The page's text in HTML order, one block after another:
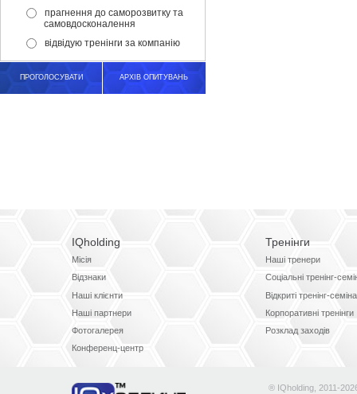
прагнення до саморозвитку та
самовдосконалення
відвідую тренінги за компанію
ПРОГОЛОСУВАТИ АРХІВ ОПИТУВАНЬ
IQholding
Місія
Відзнаки
Наші клієнти
Наші партнери
Фотогалерея
Конференц-центр
Тренінги
Наші тренери
Соціальні тренінг-
Відкриті тренінг-
Корпоративні тренінги
Розклад заходів
® IQholding, 2011-